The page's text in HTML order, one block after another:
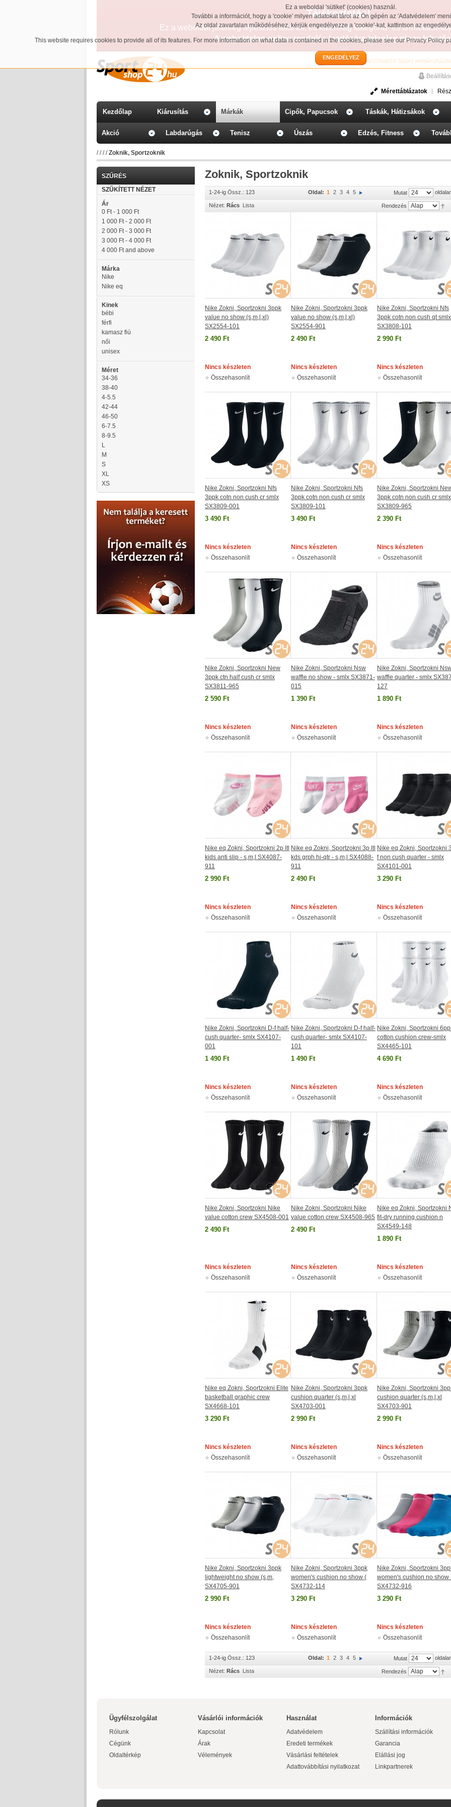
Ez a weboldal 'sütiket' (cookies) használ.
További a információt, hogy a 'cookie' milyen adatokat tárol az Ön gépén az 'Adatvédelem'
Az oldal zavartalan működéséhez, kérjük engedélyezze a 'cookie'-kat, kattintson az
This website requires cookies to provide all of its features. For more information on what data is contained in the cookies, please see ourPrivacy Policy
ENGEDÉLYEZ
Tájékoztatás!
Ez a weboldal jelenleg fejlesztés alatt áll, és kizárólag kategória- és
A weboldalon online rendelés leadására jelenleg nincs
Üdvözöljük a SportShop24 Sport
Mérettáblázatok
Kezdőlap Kiárusítás Márkák Cipők, Papucsok Táskák, Hátizsákok
Akció Labdarúgás Tenisz Úszás Edzés, Fitness
////Zoknik, Sportzoknik
SZŰRÉS
SZŰKÍTETT NÉZET
Ár
0 Ft- 1 000 Ft
1 000 Ft- 2 000 Ft
2 000 Ft- 3 000 Ft
3 000 Ft- 4 000 Ft
4 000 Ftand above
Márka
Nike
Nike eq
Kinek
bébi
férfi
kamasz fiú
női
unisex
Méret
34-36
38-40
4-5.5
42-44
46-50
6-7.5
8-9.5
L
M
S
XL
XS
Zoknik, Sportzoknik
1-24-ig Össz.: 123 Mutat
Oldal: 1 2 3 4 5
Nézet: Rács Lista Rendezés
Nike Zokni, Sportzokni 3ppk
value no show (s,m,l,xl)
SX2554-101
2 490 Ft
Nincs készleten
Összehasonlít
Nike Zokni, Sportzokni 3ppk
value no show (s,m,l,xl)
SX2554-901
2 490 Ft
Nincs készleten
Összehasonlít
Nike Zokni, Sportzokni Nfs
3ppk cotn non cush qt smlx
SX3808-101
2 990 Ft
Nincs készleten
Összehasonlít
Nike Zokni, Sportzokni Nfs
3ppk cotn non cush cr smlx
SX3809-001
3 490 Ft
Nincs készleten
Összehasonlít
Nike Zokni, Sportzokni Nfs
3ppk cotn non cush cr smlx
SX3809-101
3 490 Ft
Nincs készleten
Összehasonlít
Nike Zokni, Sportzokni
3ppk cotn non cush cr smlx
SX3809-965
2 390 Ft
Nincs készleten
Összehasonlít
Nike Zokni, Sportzokni New
3ppk ctn half cush cr smlx
SX3811-965
2 590 Ft
Nincs készleten
Összehasonlít
Nike Zokni, Sportzokni Nsw
waffle no show - smlx SX3871-
015
1 390 Ft
Nincs készleten
Összehasonlít
Nike Zokni, Sportzokni
waffle quarter - smlx
127
1 890 Ft
Nincs készleten
Összehasonlít
Nike eq Zokni, Sportzokni 2p ltl
kids anti slip - s,m,l SX4087-
911
2 990 Ft
Nincs készleten
Összehasonlít
Nike eq Zokni, Sportzokni 3p ltl
kds grph hi-qtr - s,m,l SX4088-
911
2 490 Ft
Nincs készleten
Összehasonlít
Nike eq Zokni, Sportzokni
f non cush quarter - smlx
SX4101-001
3 290 Ft
Nincs készleten
Összehasonlít
Nike Zokni, Sportzokni D-f half-
cush quarter- smlx SX4107-
001
1 490 Ft
Nincs készleten
Összehasonlít
Nike Zokni, Sportzokni D-f half-
cush quarter- smlx SX4107-
101
1 490 Ft
Nincs készleten
Összehasonlít
Nike Zokni, Sportzokni
cotton cushion crew-smlx
SX4465-101
4 690 Ft
Nincs készleten
Összehasonlít
Nike Zokni, Sportzokni Nike
value cotton crew SX4508-001
2 490 Ft
Nincs készleten
Összehasonlít
Nike Zokni, Sportzokni Nike
value cotton crew SX4508-965
2 490 Ft
Nincs készleten
Összehasonlít
Nike eq Zokni, Sportzokni
fit-dry running cushion n
SX4549-148
1 890 Ft
Nincs készleten
Összehasonlít
Nike eq Zokni, Sportzokni Elite
basketball graphic crew
SX4668-101
3 290 Ft
Nincs készleten
Összehasonlít
Nike Zokni, Sportzokni 3ppk
cushion quarter (s,m,l,xl
SX4703-001
2 990 Ft
Nincs készleten
Összehasonlít
Nike Zokni, Sportzokni
cushion quarter (s,m,l,xl
SX4703-901
2 990 Ft
Nincs készleten
Összehasonlít
Nike Zokni, Sportzokni 3ppk
lightweight no show (s,m,
SX4705-901
2 990 Ft
Nincs készleten
Összehasonlít
Nike Zokni, Sportzokni 3ppk
women's cushion no show (
SX4732-114
3 290 Ft
Nincs készleten
Összehasonlít
Nike Zokni, Sportzokni
women's cushion no show
SX4732-916
3 290 Ft
Nincs készleten
Összehasonlít
1-24-ig Össz.: 123 Mutat
Oldal: 1 2 3 4 5
Nézet: Rács Lista Rendezés
Ügyfélszolgálat
Rólunk
Cégünk
Oldaltérkép
Vásárlói információk
Kapcsolat
Árak
Vélemények
Használat
Adatvédelem
Eredeti termékek
Vásárlási feltételek
Adattovábbítási nyilatkozat
Információk
Szállítási információk
Garancia
Elállási jog
Linkpartnerek